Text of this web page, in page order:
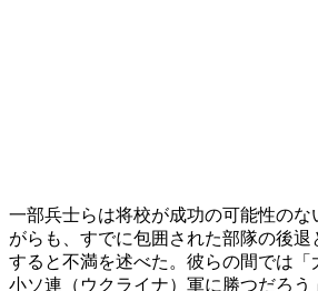
一部兵士らは将校が成功の可能性のな
がらも、すでに包囲された部隊の後
すると不満を述べた。彼らの間では
小ソ連（ウクライナ）軍に勝つだろ